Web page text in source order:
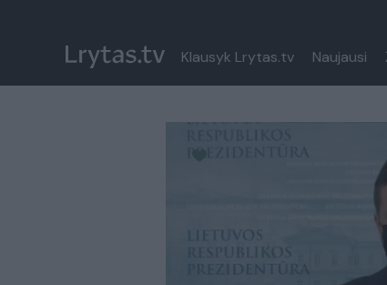
Klausyk Lrytas.tv Naujausi